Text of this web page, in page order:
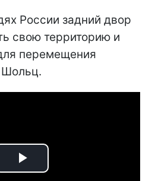
России задний двор
свою территорию и
перемещения
Шольц.
Play